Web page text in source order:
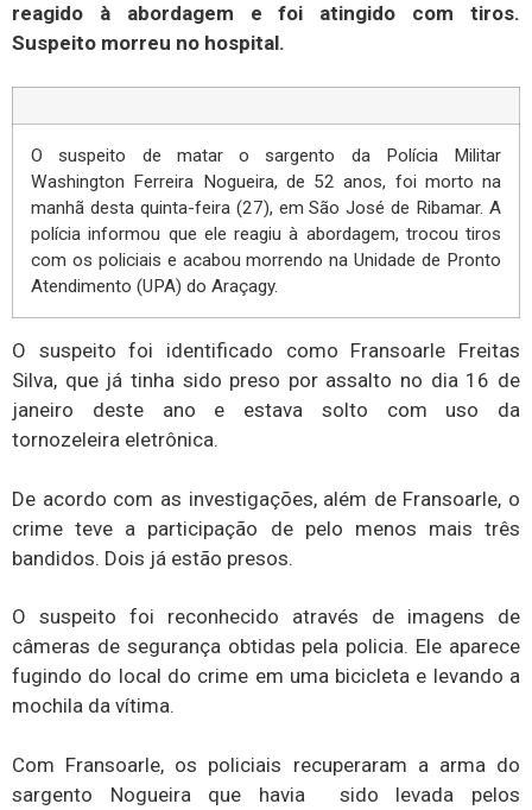
reagido à abordagem e foi atingido com tiros.
Suspeito morreu no hospital.
O suspeito de matar o sargento da Polícia Militar
Washington Ferreira Nogueira, de 52 anos, foi morto na
manhã desta quinta-feira (27), em São José de Ribamar. A
polícia informou que ele reagiu à abordagem, trocou tiros
com os policiais e acabou morrendo na Unidade de Pronto
Atendimento (UPA) do Araçagy.
O suspeito foi identificado como Fransoarle Freitas
Silva, que já tinha sido preso por assalto no dia 16 de
janeiro deste ano e estava solto com uso da
tornozeleira eletrônica.
De acordo com as investigações, além de Fransoarle, o
crime teve a participação de pelo menos mais três
bandidos. Dois já estão presos.
O suspeito foi reconhecido através de imagens de
câmeras de segurança obtidas pela policia. Ele aparece
fugindo do local do crime em uma bicicleta e levando a
mochila da vítima.
Com Fransoarle, os policiais recuperaram a arma do
sargento Nogueira que havia sido levada pelos